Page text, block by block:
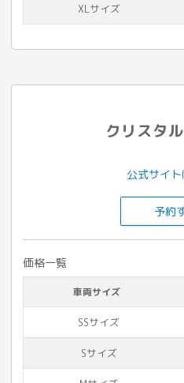
XLサイズ
クリスタ
公式サイ
予約
価格一覧
車両サイズ
SSサイズ
Sサイズ